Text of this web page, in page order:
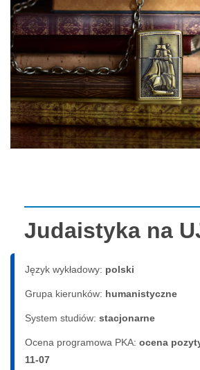
Judaistyka na
Język wykładowy: polski
Grupa kierunków: humanistyczne
System studiów: sta­cjo­nar­ne
Ocena programowa PKA: ocena
11-07